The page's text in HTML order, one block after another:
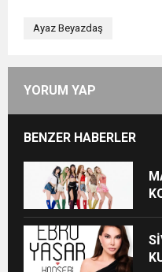
Ayaz Beyazdaş
YORUM YAP
BENZER HABERLER